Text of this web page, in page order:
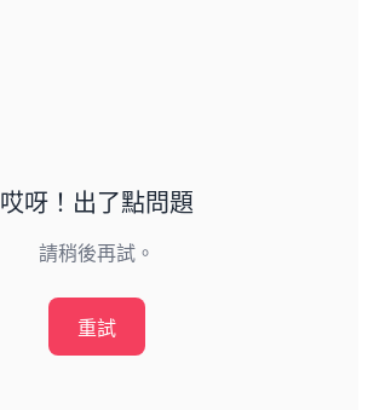
哎呀！出了點問題
請稍後再試。
重試